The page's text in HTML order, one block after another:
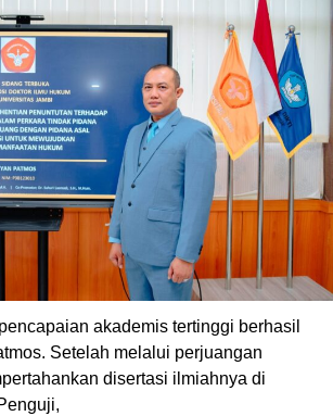
akademis tertinggi berhasil
Setelah melalui perjuangan
disertasi ilmiahnya di